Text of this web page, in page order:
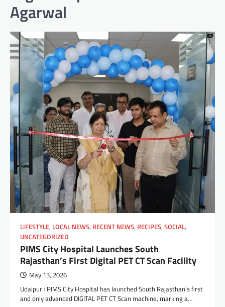
Agarwal
LIFESTYLE, LOCAL NEWS, RECENT NEWS, RECIPES, SOCIAL,
UNCATEGORIZED
PIMS City Hospital Launches South
Rajasthan’s First Digital PET CT Scan Facility
May 13, 2026
Udaipur : PIMS City Hospital has launched South Rajasthan’s first
and only advanced DIGITAL PET CT Scan machine, marking a…